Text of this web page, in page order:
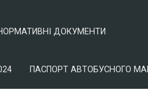
ДОКУМЕНТИ
ПАСПОРТ АВТОБУСНОГО